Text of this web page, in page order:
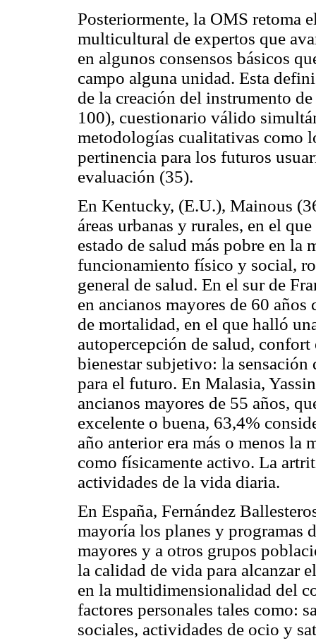
Posteriormente, la OMS retoma
multicultural de expertos que
en algunos consensos básicos
campo alguna unidad. Esta
de la creación del instrumento
100), cuestionario válido
metodologías cualitativas como
pertinencia para los futuros
evaluación (35).
En Kentucky, (E.U.), Mainous
áreas urbanas y rurales, en el
estado de salud más pobre en la
funcionamiento físico y social,
general de salud. En el sur de
en ancianos mayores de 60
de mortalidad, en el que halló
autopercepción de salud,
bienestar subjetivo: la
para el futuro. En Malasia,
ancianos mayores de 55 años,
excelente o buena, 63,4%
año anterior era más o menos la
como físicamente activo. La
actividades de la vida diaria.
En España, Fernández
mayoría los planes y programas
mayores y a otros grupos
la calidad de vida para alcanzar
en la multidimensionalidad del
factores personales tales como:
sociales, actividades de ocio y